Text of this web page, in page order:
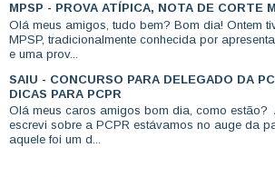
MPSP - PROVA ATÍPICA, NOTA DE CORTE
Olá meus amigos, tudo bem? Bom dia! Ontem
MPSP, tradicionalmente conhecida por
e uma prov...
SAIU - CONCURSO PARA DELEGADO DA
DICAS PARA PCPR
Olá meus caros amigos bom dia, como estão?
escrevi sobre a PCPR estávamos no auge da
aquele foi um d...